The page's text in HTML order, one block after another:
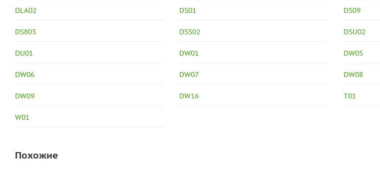
DLA02 DS01 DS09
DS803 DSS02 DSU02
DU01 DW01 DW05
DW06 DW07 DW08
DW09 DW16 T01
W01
Похожие